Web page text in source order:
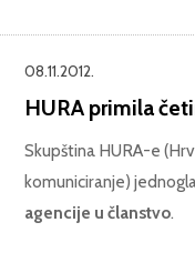
08.11.2012.
HURA primila
Skupština HURA-e
komuniciranje)
agencije u članstvo.